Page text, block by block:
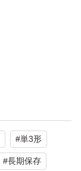
#単3形
#長期保存